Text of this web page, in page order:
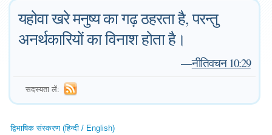
यहोवा खरे मनुष्य का गढ़ ठहरता है, परन्तु
अनर्थकारियों का विनाश होता है।
—नीतिवचन 10:29
सदस्यता लें:
द्विभाषिक संस्करण (हिन्दी / English)